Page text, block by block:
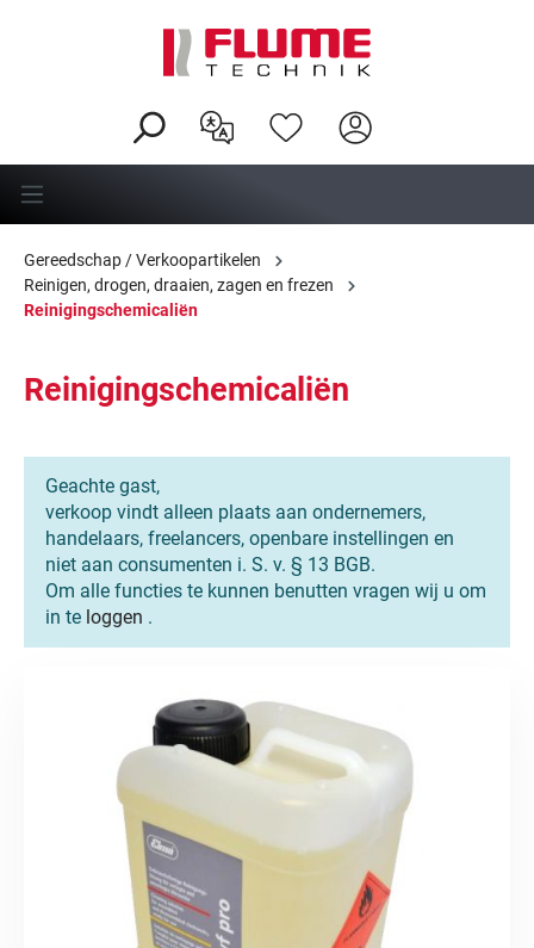
Gereedschap / Verkoopartikelen
Reinigen, drogen, draaien, zagen en frezen
Reinigingschemicaliën
Reinigingschemicaliën
Geachte gast,
verkoop vindt alleen plaats aan ondernemers,
handelaars, freelancers, openbare instellingen en
niet aan consumenten i. S. v. § 13 BGB.
Om alle functies te kunnen benutten vragen wij u om
in te loggen .